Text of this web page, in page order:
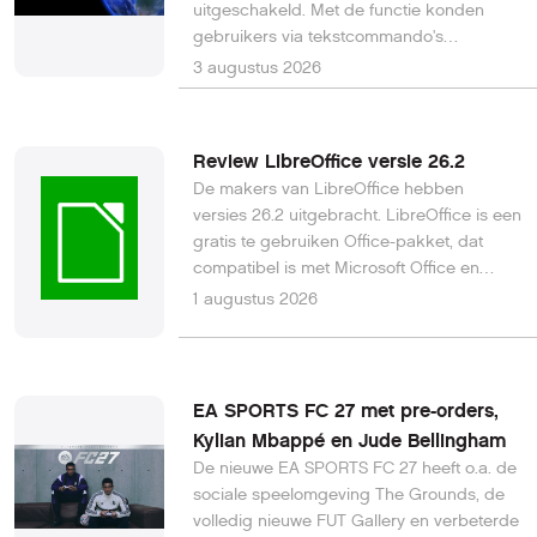
uitgeschakeld. Met de functie konden
gebruikers via tekstcommando's
fotorealistische beelden van iedere locatie
op aarde genereren. Al snel bleek dat de
nepbeelden van rampen, oorlogen en
andere gebeurtenissen.
3 augustus 2026
Review LibreOffice versie 26.2
De makers van LibreOffice hebben
versies 26.2 uitgebracht. LibreOffice is een
gratis te gebruiken Office-pakket, dat
compatibel is met Microsoft Office en
open source is. Het wordt onderhouden
1 augustus 2026
EA SPORTS FC 27 met pre-orders,
Kylian Mbappé en Jude Bellingham
De nieuwe EA SPORTS FC 27 heeft o.a. de
sociale speelomgeving The Grounds, de
volledig nieuwe FUT Gallery en verbeterde